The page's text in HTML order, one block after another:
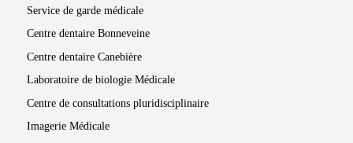
Service de garde médicale
Centre dentaire Bonneveine
Centre dentaire Canebière
Laboratoire de biologie Médicale
Centre de consultations pluridisciplinaire
Imagerie Médicale